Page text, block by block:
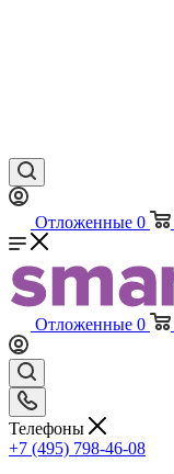
Отложенные 0
Отложенные 0
Телефоны
+7 (495) 798-46-08